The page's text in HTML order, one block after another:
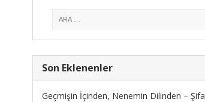
Son Eklenenler
Geçmişin İçinden, Nenemin Dilinden – Şifa